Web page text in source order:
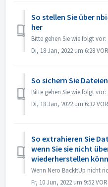
So stellen Sie über
her
Di, 18 Jan, 2022 um 6:28
So sichern Sie
Di, 18 Jan, 2022 um 6:32
So extrahieren Sie
wenn Sie sie nicht
wiederherstellen
Fr, 10 Jun, 2022 um 9:52